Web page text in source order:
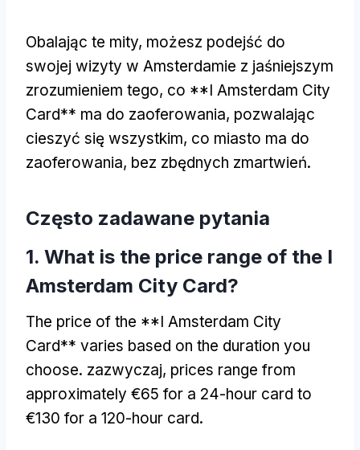
Obalając te mity, możesz podejść do
swojej wizyty w Amsterdamie z jaśniejszym
zrozumieniem tego, co **I Amsterdam City
Card** ma do zaoferowania, pozwalając
cieszyć się wszystkim, co miasto ma do
zaoferowania, bez zbędnych zmartwień.
Często zadawane pytania
1. What is the price range of the I
Amsterdam City Card?
The price of the **I Amsterdam City
Card** varies based on the duration you
choose. zazwyczaj, prices range from
approximately €65 for a 24-hour card to
€130 for a 120-hour card.